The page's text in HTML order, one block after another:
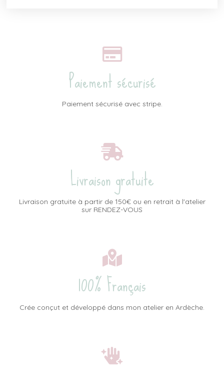
Paiement sécurisé
Paiement sécurisé avec stripe.
Livraison gratuite
Livraison gratuite à partir de 150€ ou en retrait à l'atelier
sur RENDEZ-VOUS
100% Français
Crée conçut et développé dans mon atelier en Ardèche.